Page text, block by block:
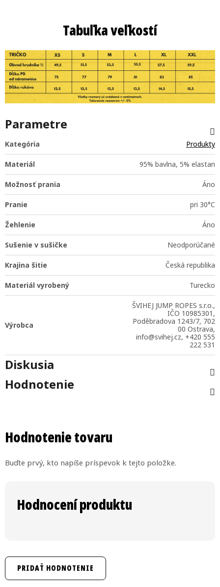
Tabuľka veľkostí
Parametre
Kategória Produkty
Materiál 95% bavlna, 5% elastan
Možnosť prania Áno
Pranie pri 30°C
Žehlenie Áno
Sušenie v sušičke Neodporúčané
Krajina šitie Česká republika
Materiál vyrobený Turecko
Výrobca
ŠVIHEJ JUMP ROPES s.r.o.,
IČO 10985301,
Poděbradova 1243/7, 702
00 Ostrava,
info@svihej.cz, +420 555
222 531
Diskusia
Hodnotenie
Hodnotenie tovaru
Buďte prvý, kto napíše príspevok k tejto položke.
PRIDAŤ HODNOTENIE